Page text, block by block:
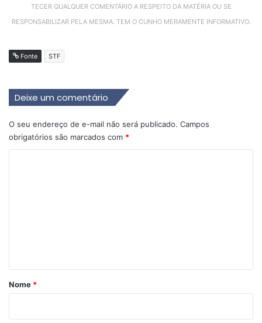
TECER QUALQUER COMENTÁRIO A RESPEITO DA MATÉRIA OU SE
RESPONSABILIZAR PELA MESMA. TEM O CUNHO MERAMENTE INFORMATIVO.
Fonte STF
Deixe um comentário
O seu endereço de e-mail não será publicado. Campos
obrigatórios são marcados com *
r
Nome *